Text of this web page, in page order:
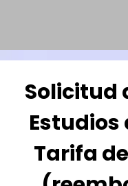
Solicitud
Estudios
Tarifa